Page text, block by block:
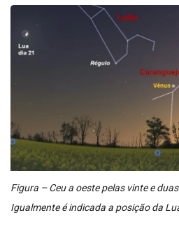
Figura – Ceu a oeste pelas vinte e
Igualmente é indicada a posição da